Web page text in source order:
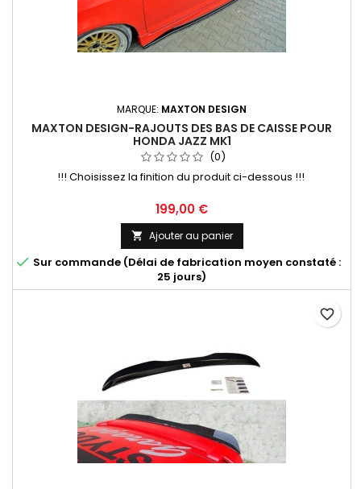
MARQUE: MAXTON DESIGN
MAXTON DESIGN-RAJOUTS DES BAS DE CAISSE POUR
HONDA JAZZ MK1
(0)
!!! Choisissez la finition du produit ci-dessous !!!
Prix
199,00 €
 Ajouter au panier
 Sur commande (Délai de fabrication moyen constaté :
25 jours)
favorite_border